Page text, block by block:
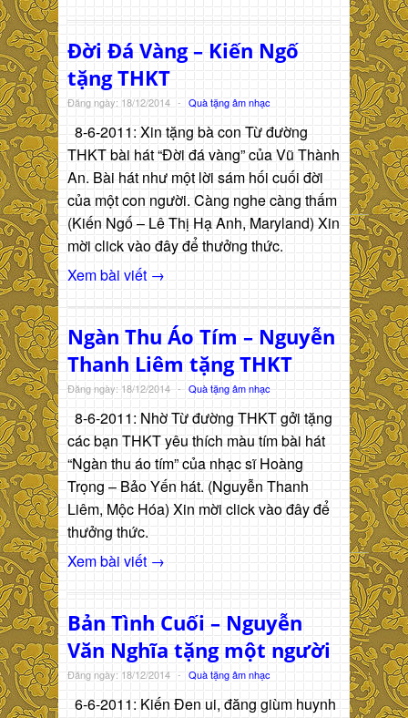
Đời Đá Vàng – Kiến Ngố
tặng THKT
Đăng ngày: 18/12/2014 - Quà tặng âm nhạc
8-6-2011: Xin tặng bà con Từ đường
THKT bài hát “Đời đá vàng” của Vũ Thành
An. Bài hát như một lời sám hối cuối đời
của một con người. Càng nghe càng thấm
(Kiến Ngố – Lê Thị Hạ Anh, Maryland) Xin
mời click vào đây để thưởng thức.
Xem bài viết →
Ngàn Thu Áo Tím – Nguyễn
Thanh Liêm tặng THKT
Đăng ngày: 18/12/2014 - Quà tặng âm nhạc
8-6-2011: Nhờ Từ đường THKT gởi tặng
các bạn THKT yêu thích màu tím bài hát
“Ngàn thu áo tím” của nhạc sĩ Hoàng
Trọng – Bảo Yến hát. (Nguyễn Thanh
Liêm, Mộc Hóa) Xin mời click vào đây để
thưởng thức.
Xem bài viết →
Bản Tình Cuối – Nguyễn
Văn Nghĩa tặng một người
Đăng ngày: 18/12/2014 - Quà tặng âm nhạc
6-6-2011: Kiến Đen ui, đăng giùm huynh